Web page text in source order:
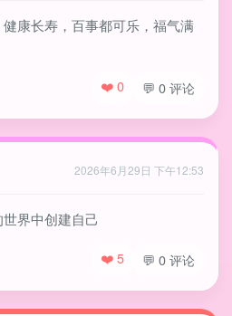
康长寿，百事都可乐，福气满
❤️ 0 💬 0 评论
2026年6月29日 下午12:53
界中创建自己
❤️ 5 💬 0 评论